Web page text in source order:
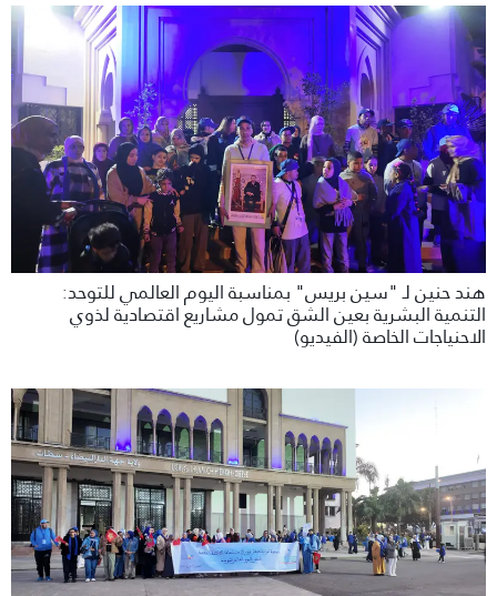
هند حنين لـ "سين بريس" بمناسبة اليوم العالمي للتوحد:
التنمية البشرية بعين الشق تمول مشاريع اقتصادية لذوي
الاحنياجات الخاصة (الفيديو)